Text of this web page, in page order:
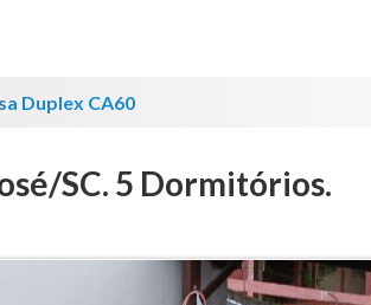
Duplex CA60
SC. 5 Dormitórios.